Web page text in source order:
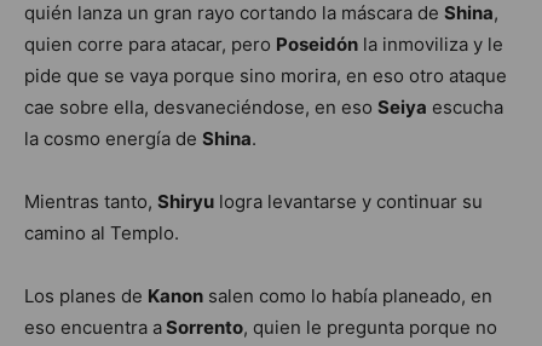
quién lanza un gran rayo cortando la máscara de Shina,
quien corre para atacar, pero Poseidón la inmoviliza y le
pide que se vaya porque sino morira, en eso otro ataque
cae sobre ella, desvaneciéndose, en eso Seiya escucha
la cosmo energía de Shina.
Mientras tanto, Shiryu logra levantarse y continuar su
camino al Templo.
Los planes de Kanon salen como lo había planeado, en
eso encuentra aSorrento, quien le pregunta porque no